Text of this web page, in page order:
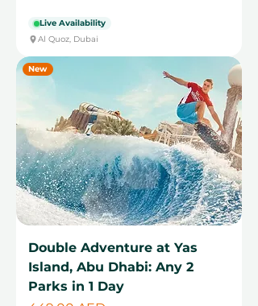
Live Availability
Al Quoz, Dubai
New
Double Adventure at Yas
Island, Abu Dhabi: Any 2
Parks in 1 Day